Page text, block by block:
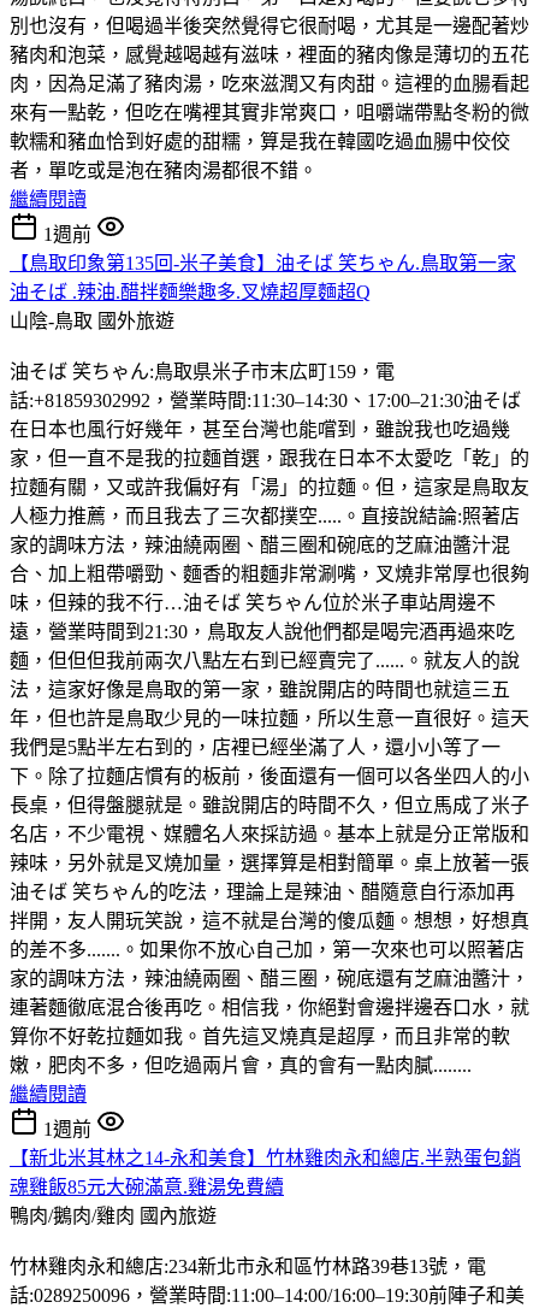
別也沒有，但喝過半後突然覺得它很耐喝，尤其是一邊配著炒
豬肉和泡菜，感覺越喝越有滋味，裡面的豬肉像是薄切的五花
肉，因為足滿了豬肉湯，吃來滋潤又有肉甜。這裡的血腸看起
來有一點乾，但吃在嘴裡其實非常爽口，咀嚼端帶點冬粉的微
軟糯和豬血恰到好處的甜糯，算是我在韓國吃過血腸中佼佼
者，單吃或是泡在豬肉湯都很不錯。
繼續閱讀
1週前
【鳥取印象第135回-米子美食】油そば 笑ちゃん.鳥取第一家
油そば .辣油.醋拌麵樂趣多.叉燒超厚麵超Q
山陰-鳥取 國外旅遊
油そば 笑ちゃん:鳥取県米子市末広町159，電
話:+81859302992，營業時間:11:30–14:30、17:00–21:30油そば
在日本也風行好幾年，甚至台灣也能嚐到，雖說我也吃過幾
家，但一直不是我的拉麵首選，跟我在日本不太愛吃「乾」的
拉麵有關，又或許我偏好有「湯」的拉麵。但，這家是鳥取友
人極力推薦，而且我去了三次都撲空.....。直接說結論:照著店
家的調味方法，辣油繞兩圈、醋三圈和碗底的芝麻油醬汁混
合、加上粗帶嚼勁、麵香的粗麵非常涮嘴，叉燒非常厚也很夠
味，但辣的我不行…油そば 笑ちゃん位於米子車站周邊不
遠，營業時間到21:30，鳥取友人說他們都是喝完酒再過來吃
麵，但但但我前兩次八點左右到已經賣完了......。就友人的說
法，這家好像是鳥取的第一家，雖說開店的時間也就這三五
年，但也許是鳥取少見的一味拉麵，所以生意一直很好。這天
我們是5點半左右到的，店裡已經坐滿了人，還小小等了一
下。除了拉麵店慣有的板前，後面還有一個可以各坐四人的小
長桌，但得盤腿就是。雖說開店的時間不久，但立馬成了米子
名店，不少電視、媒體名人來採訪過。基本上就是分正常版和
辣味，另外就是叉燒加量，選擇算是相對簡單。桌上放著一張
油そば 笑ちゃん的吃法，理論上是辣油、醋隨意自行添加再
拌開，友人開玩笑說，這不就是台灣的傻瓜麵。想想，好想真
的差不多.......。如果你不放心自己加，第一次來也可以照著店
家的調味方法，辣油繞兩圈、醋三圈，碗底還有芝麻油醬汁，
連著麵徹底混合後再吃。相信我，你絕對會邊拌邊吞口水，就
算你不好乾拉麵如我。首先這叉燒真是超厚，而且非常的軟
嫩，肥肉不多，但吃過兩片會，真的會有一點肉膩........
繼續閱讀
1週前
【新北米其林之14-永和美食】竹林雞肉永和總店.半熟蛋包銷
魂雞飯85元大碗滿意.雞湯免費續
鴨肉/鵝肉/雞肉 國內旅遊
竹林雞肉永和總店:234新北市永和區竹林路39巷13號，電
話:0289250096，營業時間:11:00–14:00/16:00–19:30前陣子和美